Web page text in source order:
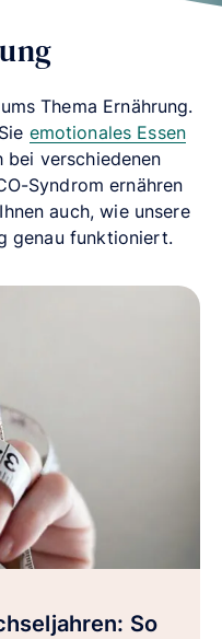
Thema Ernährung.
emotionales Essen
bei verschiedenen
Syndrom ernähren
auch, wie unsere
genau funktioniert.
So